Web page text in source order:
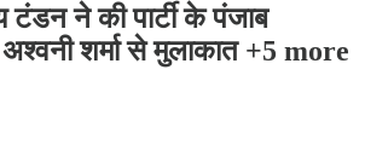
ने की पार्टी के पंजाब
अश्वनी शर्मा से मुलाकात +5 more